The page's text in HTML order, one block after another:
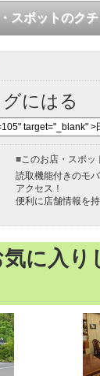
スポットのク
にはる
■このお店・スポッ
読取機能付きのモ
アクセス！
便利に店舗情報を
に入